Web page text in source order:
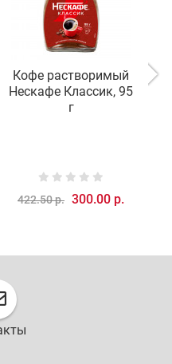
Кофе растворимый
Нескафе Классик, 95
г
422.50 р. 300.00 р.